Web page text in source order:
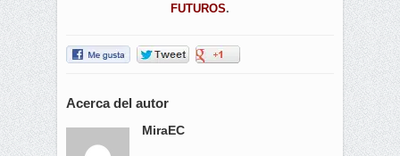
FUTUROS.
Acerca del autor
MiraEC